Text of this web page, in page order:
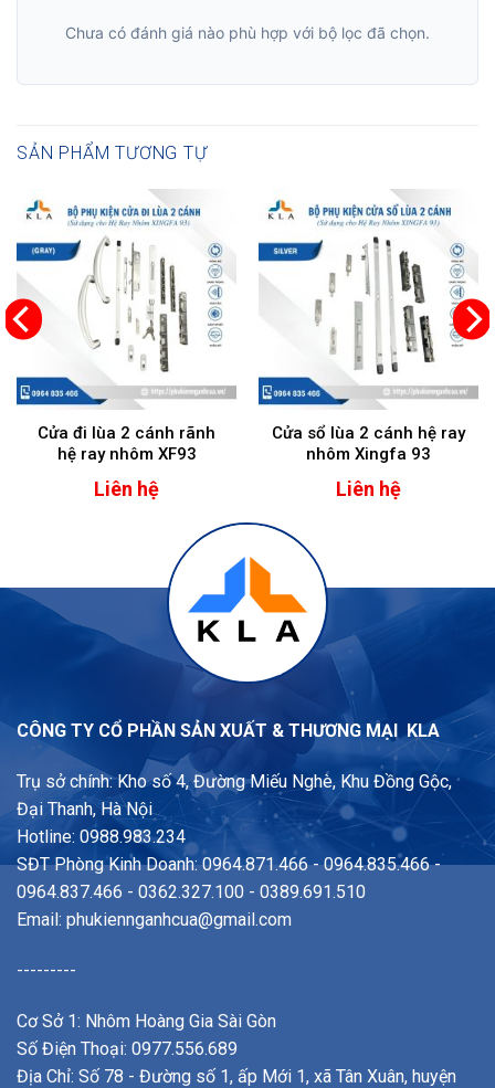
Chưa có đánh giá nào phù hợp với bộ lọc đã chọn.
SẢN PHẨM TƯƠNG TỰ
Cửa đi lùa 2 cánh rãnh
hệ ray nhôm XF93
Liên hệ
Cửa sổ lùa 2 cánh hệ ray
nhôm Xingfa 93
Liên hệ
CÔNG TY CỔ PHẦN SẢN XUẤT & THƯƠNG MẠI KLA
Trụ sở chính: Kho số 4, Đường Miếu Nghè, Khu Đồng Gộc,
Đại Thanh, Hà Nội
Hotline: 0988.983.234
SĐT Phòng Kinh Doanh: 0964.871.466 - 0964.835.466 -
0964.837.466 - 0362.327.100 - 0389.691.510
Email: phukiennganhcua@gmail.com
---------
Cơ Sở 1: Nhôm Hoàng Gia Sài Gòn
Số Điện Thoại: 0977.556.689
Địa Chỉ: Số 78 - Đường số 1, ấp Mới 1, xã Tân Xuân, huyện